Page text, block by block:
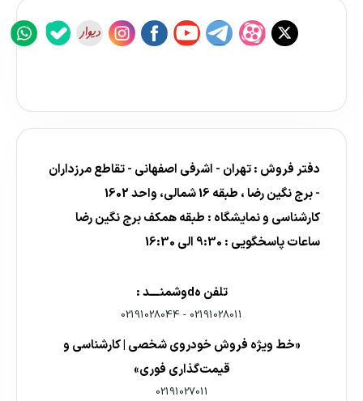
دفتر فروش : تهران - اشرفی اصفهانی - تقاطع مرزداران
- برج نگین رضا ، طبقه 16 شمالی، واحد 1602
کارشناسی و نمایشگاه : طبقه همکف برج نگین رضا
ساعات پاسخگویی : 9:30 الی 16:30
تلفن هdوشمنــــد :
02191028011
-
02191028044
«خط ویژه فروش خودروی شخصی | کارشناسی و
قیمت‌گذاری فوری»
02191027011